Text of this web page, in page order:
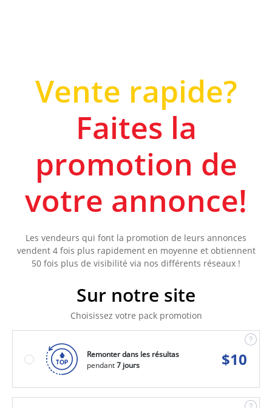
Vente rapide?
Faites la
promotion de
votre annonce!
Les vendeurs qui font la promotion de leurs annonces
vendent 4 fois plus rapidement en moyenne et obtiennent
50 fois plus de visibilité via nos différents réseaux !
Sur notre site
Choisissez votre pack promotion
Remonter dans les résultas
pendant7 jours $10